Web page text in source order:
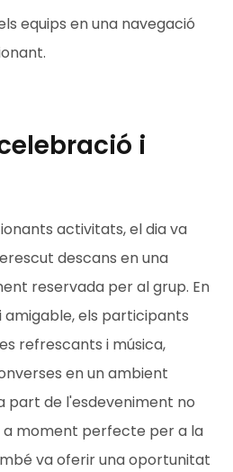
equips en una navegació
i
activitats, el dia va
descans en una
reservada per al grup. En
amigable, els participants
refrescants i música,
en un ambient
part de l'esdeveniment no
a moment perfecte per a la
va oferir una oportunitat